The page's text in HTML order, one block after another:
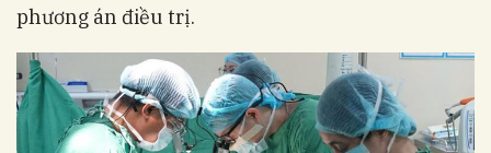
phương án điều trị.